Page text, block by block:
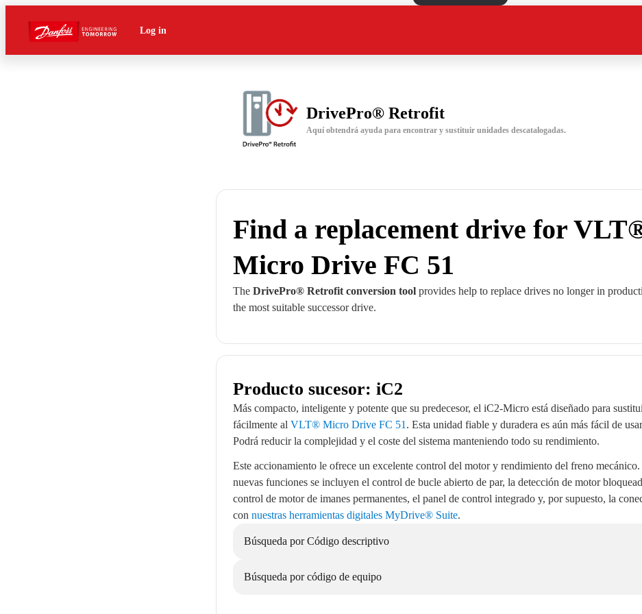
Log in
DrivePro® Retrofit
Aquí obtendrá ayuda para encontrar y sustituir unidades descatalogadas.
Find a replacement drive for
Micro Drive FC 51
The DrivePro® Retrofit conversion tool provides help to replace drives no longer in
the most suitable successor drive.
Producto sucesor: iC2
Más compacto, inteligente y potente que su predecesor, el iC2-Micro está diseñado para
fácilmente al VLT® Micro Drive FC 51 . Esta unidad fiable y duradera es aún más fácil de
Podrá reducir la complejidad y el coste del sistema manteniendo todo su rendimiento.
Este accionamiento le ofrece un excelente control del motor y rendimiento del freno mecánico.
nuevas funciones se incluyen el control de bucle abierto de par, la detección de motor
control de motor de imanes permanentes, el panel de control integrado y, por supuesto, la
con nuestras herramientas digitales MyDrive® Suite.
Búsqueda por Código descriptivo
Búsqueda por código de equipo